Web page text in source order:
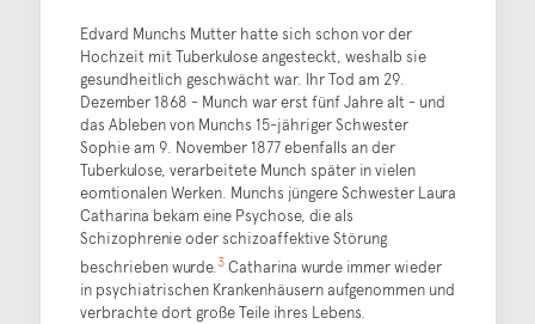
Edvard Munchs Mutter hatte sich schon vor der
Hochzeit mit Tuberkulose angesteckt, weshalb sie
gesundheitlich geschwächt war. Ihr Tod am 29.
Dezember 1868 - Munch war erst fünf Jahre alt - und
das Ableben von Munchs 15-jähriger Schwester
Sophie am 9. November 1877 ebenfalls an der
Tuberkulose, verarbeitete Munch später in vielen
eomtionalen Werken. Munchs jüngere Schwester Laura
Catharina bekam eine Psychose, die als
Schizophrenie oder schizoaffektive Störung
beschrieben wurde.3Catharina wurde immer wieder
in psychiatrischen Krankenhäusern aufgenommen und
verbrachte dort große Teile ihres Lebens.